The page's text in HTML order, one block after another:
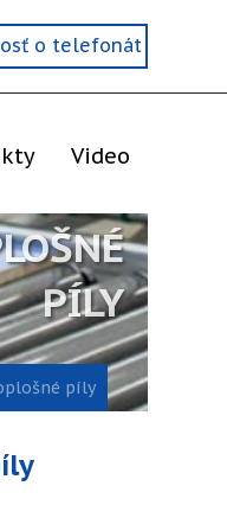
o telefonát
Video
PÍLY
píly